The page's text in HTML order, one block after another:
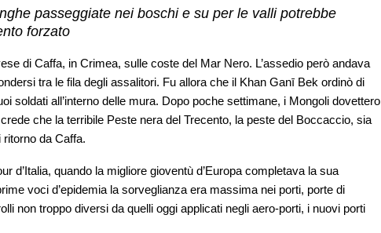
passeggiate nei boschi e su per le valli potrebbe
forzato
di Caffa, in Crimea, sulle coste del Mar Nero. L’assedio però andava
tra le fila degli assalitori. Fu allora che il Khan Ganī Bek ordinò di
soldati all’interno delle mura. Dopo poche settimane, i Mongoli dovettero
che la terribile Peste nera del Trecento, la peste del Boccaccio, sia
da Caffa.
d’Italia, quando la migliore gioventù d’Europa completava la sua
voci d’epidemia la sorveglianza era massima nei porti, porte di
non troppo diversi da quelli oggi applicati negli aero-porti, i nuovi porti